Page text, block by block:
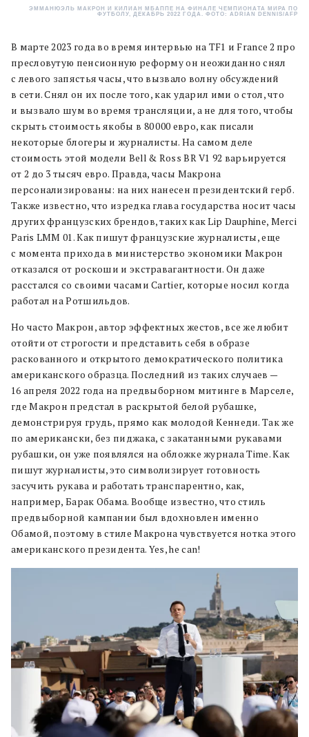
ЭММАНЮЭЛЬ МАКРОН И КИЛИАН МБАППЕ НА ФИНАЛЕ ЧЕМПИОНАТА МИРА ПО
ФУТБОЛУ, ДЕКАБРЬ 2022 ГОДА. ФОТО: ADRIAN DENNIS/AFP
В марте 2023 года во время интервью на TF1 и France 2 про
пресловутую пенсионную реформу он неожиданно снял
с левого запястья часы, что вызвало волну обсуждений
в сети. Снял он их после того, как ударил ими о стол, что
и вызвало шум во время трансляции, а не для того, чтобы
скрыть стоимость якобы в 80 000 евро, как писали
некоторые блогеры и журналисты. На самом деле
стоимость этой модели Bell & Ross BR V1 92 варьируется
от 2 до 3 тысяч евро. Правда, часы Макрона
персонализированы: на них нанесен президентский герб.
Также известно, что изредка глава государства носит часы
других французских брендов, таких как Lip Dauphine, Merci
Paris LMM 01. Как пишут французские журналисты, еще
с момента прихода в министерство экономики Макрон
отказался от роскоши и экстравагантности. Он даже
расстался со своими часами Cartier, которые носил когда
работал на Ротшильдов.
Но часто Макрон, автор эффектных жестов, все же любит
отойти от строгости и представить себя в образе
раскованного и открытого демократического политика
американского образца. Последний из таких случаев —
16 апреля 2022 года на предвыборном митинге в Марселе,
где Макрон предстал в раскрытой белой рубашке,
демонстрируя грудь, прямо как молодой Кеннеди. Так же
по американски, без пиджака, с закатанными рукавами
рубашки, он уже появлялся на обложке журнала Time. Как
пишут журналисты, это символизирует готовность
засучить рукава и работать транспарентно, как,
например, Барак Обама. Вообще известно, что стиль
предвыборной кампании был вдохновлен именно
Обамой, поэтому в стиле Макрона чувствуется нотка этого
американского президента. Yes, he can!